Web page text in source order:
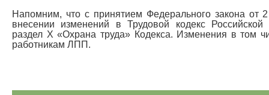
Напомним, что с принятием Федерального закона
внесении изменений в Трудовой кодекс
раздел Х «Охрана труда» Кодекса. Изменения в том
работникам ЛПП.